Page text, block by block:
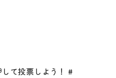
て投票しよう！ #